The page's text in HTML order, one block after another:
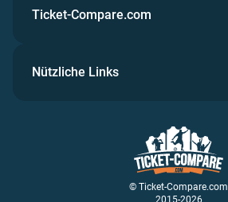
© Ticket-Compare.com
2015-2026
Ticket-Compare.com
Nützliche Links